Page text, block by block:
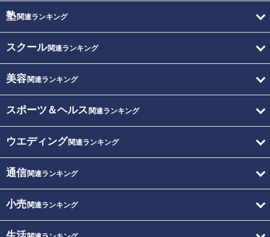
塾関連ランキング
スクール関連ランキング
美容関連ランキング
スポーツ＆ヘルス 関連ランキング
ウエディング関連ランキング
通信関連ランキング
小売関連ランキング